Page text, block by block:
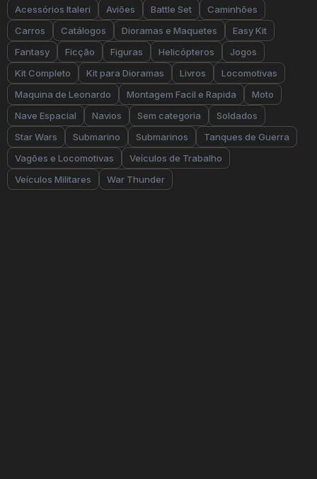
Acessórios Italeri Aviões Battle Set
Caminhões
Carros
Catálogos Dioramas e Maquetes
Easy Kit
Fantasy
Ficção Figuras Helicópteros
Jogos
Kit Completo
Kit para Dioramas Livros
Locomotivas
Maquina de Leonardo
Montagem Facil e Rapida
Moto
Nave Espacial
Navios Sem categoria
Soldados
Star Wars
Submarino Submarinos
Tanques de Guerra
Vagões e Locomotivas
Veículos de Trabalho
Veículos Militares
War Thunder